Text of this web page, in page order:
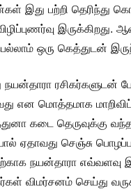
இது பற்றி தெரிந்து
இருக்கிறது.
ஒரு கெத்துடன்
ரசிகர்களுடன்
என மொத்தமாக
கடை தெருவுக்கு
ஏதாவது செஞ்சு
நயன்தாரா எவ்வளவு
விமர்சனம் செய்து